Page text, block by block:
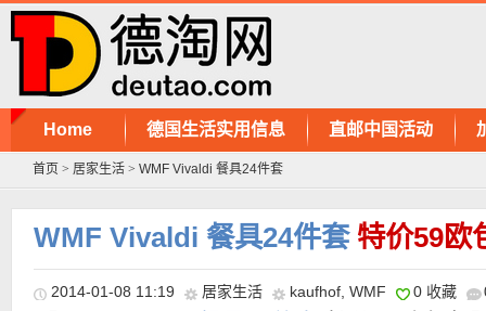
Home 德国生活实用信息 直邮中国活动
首页 > 居家生活 > WMF Vivaldi 餐具24件套
WMF Vivaldi 餐具24件套 特价59欧
2014-01-08 11:19 居家生活 kaufhof WMF 0 收藏